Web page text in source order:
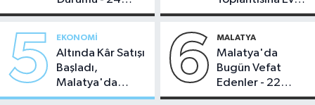
Temmuz 2026
Sahipliği Yaptı
5 EKONOMI
Altında Kâr Satışı
Başladı,
Malatya'da
Makas Ne
6 MALATYA
Malatya'da
Bugün Vefat
Edenler - 22
Temmuz 2026